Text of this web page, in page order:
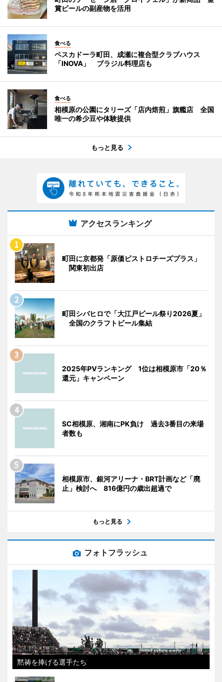
賞ビールの副産物を活用
食べる
ペスカドーラ町田、成瀬に複合型クラブハウス
「INOVA」 ブラジル料理店も
食べる
相模原の公園にタリーズ「店内焙煎」旗艦店 全国
唯一の希少豆や体験提供
もっと見る
アクセスランキング
町田に京都発「原価ビストロチーズプラス」
関東初出店
町田シバヒロで「大江戸ビール祭り2026夏」
全国のクラフトビール集結
2025年PVランキング 1位は相模原市「20％
還元」キャンペーン
SC相模原、湘南にPK負け 過去3番目の来場
者数も
相模原市、銀河アリーナ・BRT計画など「廃
止」検討へ 816億円の歳出超過で
もっと見る
フォトフラッシュ
黙祷を捧げる選手たち